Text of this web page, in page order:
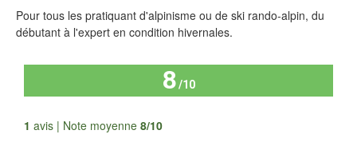
Pour tous les pratiquant d'alpinisme ou de ski rando-alpin, du
débutant à l'expert en condition hivernales.
8/10
1 avis | Note moyenne 8/10